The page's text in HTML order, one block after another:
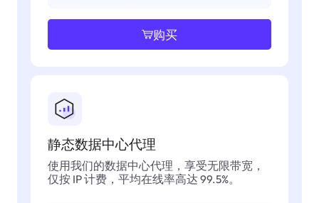
购买
静态数据中心代理
使用我们的数据中心代理，享受无限带宽，
仅按 IP 计费，平均在线率高达 99.5%。